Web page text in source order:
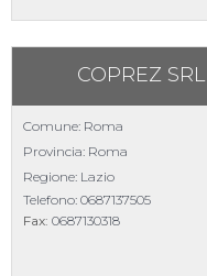
COPREZ SRL
Comune: Roma
Provincia: Roma
Regione: Lazio
Telefono: 0687137505
Fax: 0687130318